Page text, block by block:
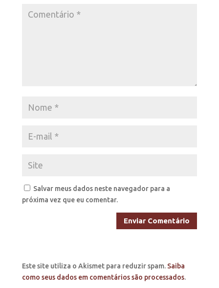
Salvar meus dados neste navegador para a
próxima vez que eu comentar.
Este site utiliza o Akismet para reduzir spam. Saiba
como seus dados em comentários são processados.